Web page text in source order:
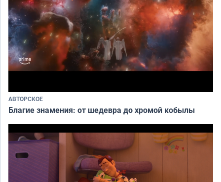
АВТОРСКОЕ
Благие знамения: от шедевра до хромой кобылы